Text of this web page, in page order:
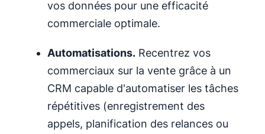
vos données pour une efficacité
commerciale optimale.
Automatisations. Recentrez vos
commerciaux sur la vente grâce à un
CRM capable d'automatiser les tâches
répétitives (enregistrement des
appels, planification des relances ou